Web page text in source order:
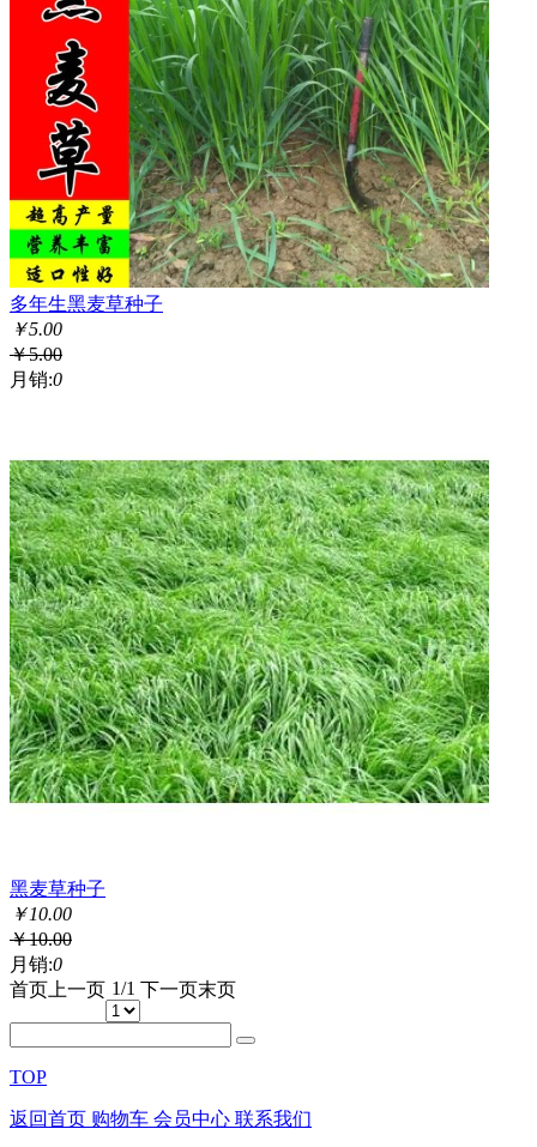
多年生黑麦草种子
￥5.00
￥5.00
月销:0
黑麦草种子
￥10.00
￥10.00
月销:0
首页 上一页 1/1 下一页末页
TOP
返回首页 购物车 会员中心 联系我们